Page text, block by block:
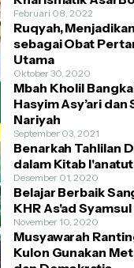
Februari 08, 2022
Ruqyah,
sebagai Obat
Utama
Oktober 30, 2020
Mbah Kholil
Hasyim Asy’ari dan
Nariyah
September 03, 2021
Benarkah Tahlilan
dalam Kitab
Desember 01, 2020
Belajar Berbaik
KHR As'ad
November 10, 2020
Musyawarah
Kulon Gunakan